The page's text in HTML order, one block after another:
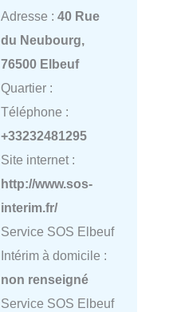
Adresse : 40 Rue
du Neubourg,
76500 Elbeuf
Quartier :
Téléphone :
+33232481295
Site internet :
http://www.sos-
interim.fr/
Service SOS Elbeuf
Intérim à domicile :
non renseigné
Service SOS Elbeuf